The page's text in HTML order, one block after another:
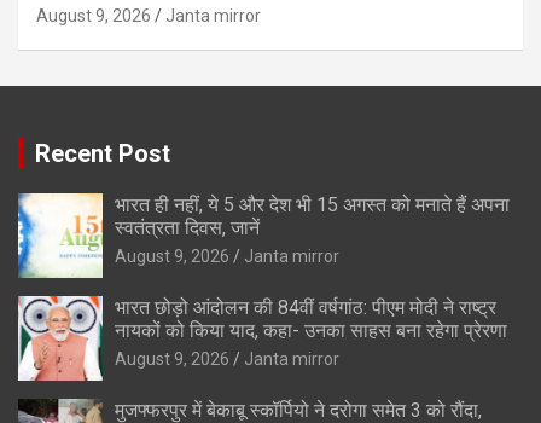
August 9, 2026 Janta mirror
Recent Post
भारत ही नहीं, ये 5 और देश भी 15 अगस्त को मनाते हैं अपना
स्वतंत्रता दिवस, जानें
August 9, 2026 Janta mirror
भारत छोड़ो आंदोलन की 84वीं वर्षगांठ: पीएम मोदी ने राष्ट्र
नायकों को किया याद, कहा- उनका साहस बना रहेगा प्रेरणा
August 9, 2026 Janta mirror
मुजफ्फरपुर में बेकाबू स्कॉर्पियो ने दरोगा समेत 3 को रौंदा,